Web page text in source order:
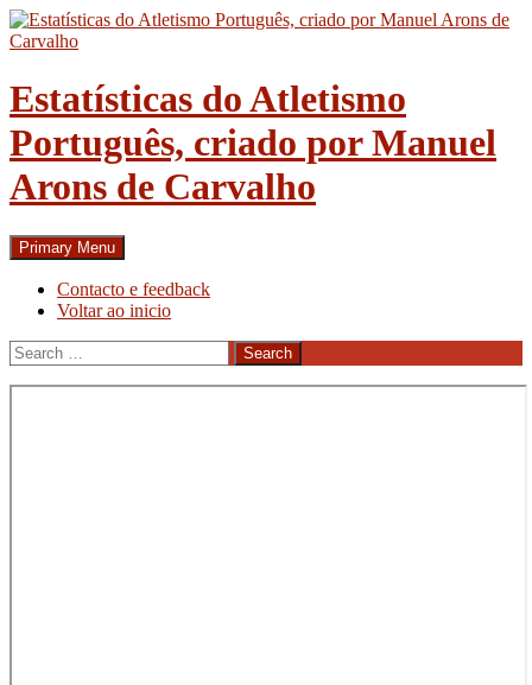
Skip
to
Estatísticas do Atletismo
Português, criado por Manuel
Arons de Carvalho
Search
Primary Menu
Contacto e feedback
Voltar ao inicio
Search
for: